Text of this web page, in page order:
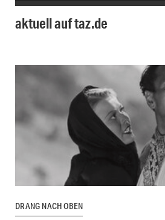
aktuell auf taz.de
DRANG NACH OBEN